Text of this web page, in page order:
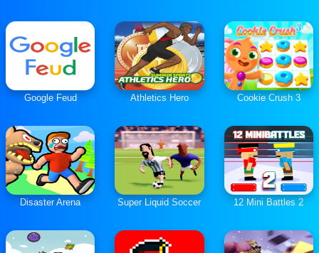
Google Feud Athletics Hero Cookie Crush 3
Disaster Arena Super Liquid Soccer 12 Mini Battles 2